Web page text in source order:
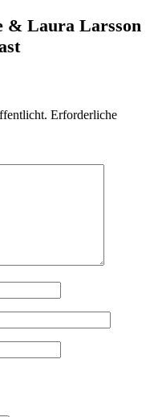
& Laura Larsson
Erforderliche